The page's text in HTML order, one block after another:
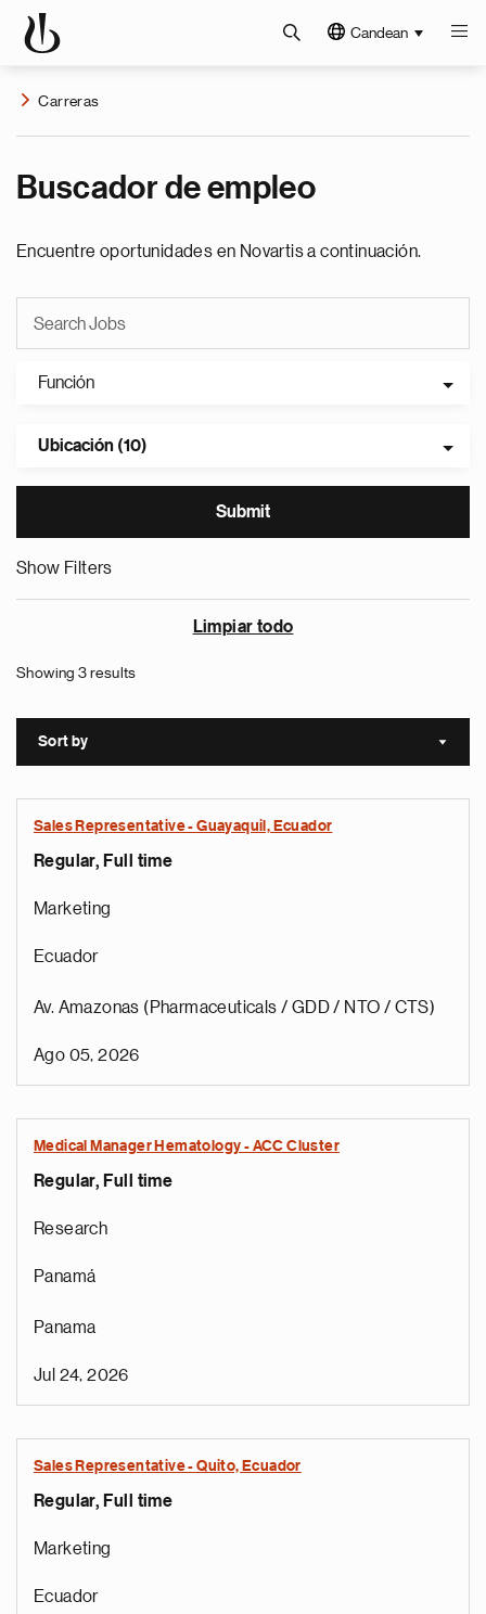
Candean
Carreras
Buscador de empleo
Encuentre oportunidades en Novartis a continuación.
Función
Ubicación (10)
Show Filters
Limpiar todo
Showing 3 results
Sort by Sort
Sales Representative - Guayaquil, Ecuador
Regular, Full time
Marketing
Ecuador
Av. Amazonas (Pharmaceuticals / GDD / NTO / CTS)
Ago 05, 2026
Medical Manager Hematology - ACC Cluster
Regular, Full time
Research
Panamá
Panama
Jul 24, 2026
Sales Representative - Quito, Ecuador
Regular, Full time
Marketing
Ecuador